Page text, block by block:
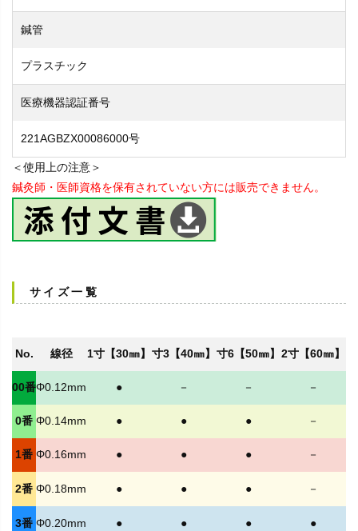
鍼管
プラスチック
医療機器認証番号
221AGBZX00086000号
＜使用上の注意＞
鍼灸師・医師資格を保有されていない方には販売できません。
サイズ一覧
No. 線径 1寸【30㎜】 寸3【40㎜】 寸6【50㎜】 2寸【60㎜】
00番Φ0.12mm ● － － －
0番 Φ0.14mm ● ● ● －
1番 Φ0.16mm ● ● ● －
2番 Φ0.18mm ● ● ● －
3番 Φ0.20mm ● ● ● ●